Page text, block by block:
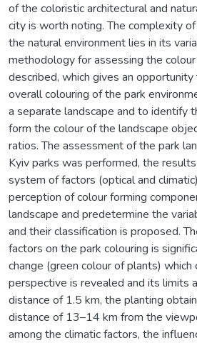
of the coloristic architectural and
city is worth noting. The complexity
the natural environment lies in its
methodology for assessing the
described, which gives an
overall colouring of the park
a separate landscape and to identify
form the colour of the landscape
ratios. The assessment of the park
Kyiv parks was performed, the
system of factors (optical and
perception of colour forming
landscape and predetermine the
and their classification is proposed.
factors on the park colouring is
change (green colour of plants) which
perspective is revealed and its limits
distance of 1.5 km, the planting
distance of 13–14 km from the
among the climatic factors, the